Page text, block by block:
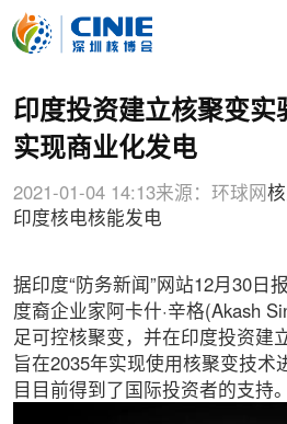
印度投资建立核聚变实
实现商业化发电
2021-01-04 14:13来源：环球网
印度核电核能发电
据印度“防务新闻”网站12月30日
度裔企业家阿卡什·辛格(Akash
足可控核聚变，并在印度投资建
旨在2035年实现使用核聚变技术
目目前得到了国际投资者的支持。